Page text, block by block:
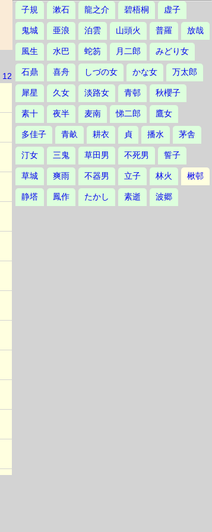
12
子規 漱石 龍之介 碧梧桐 虚子
鬼城 亜浪 泊雲 山頭火 普羅 放哉
風生 水巴 蛇笏 月二郎 みどり女
石鼎 喜舟 しづの女 かな女 万太郎
犀星 久女 淡路女 青邨 秋櫻子
素十 夜半 麦南 悌二郎 鷹女
多佳子 青畝 耕衣 貞 播水 茅舎
汀女 三鬼 草田男 不死男 誓子
草城 爽雨 不器男 立子 林火 楸邨
静塔 鳳作 たかし 素逝 波郷